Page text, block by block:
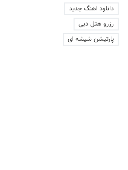
دانلود اهنگ جدید
رزرو هتل دبی
پارتیشن شیشه ای